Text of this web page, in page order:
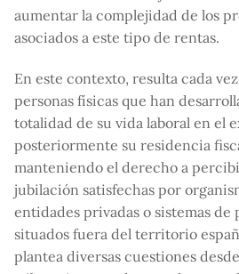
aumentar la complejidad de los
asociados a este tipo de rentas.
En este contexto, resulta cada
personas físicas que han
totalidad de su vida laboral en el
posteriormente su residencia
manteniendo el derecho a
jubilación satisfechas por
entidades privadas o sistemas de
situados fuera del territorio
plantea diversas cuestiones